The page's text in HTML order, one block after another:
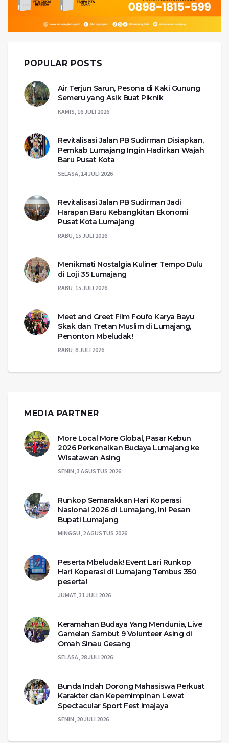
POPULAR POSTS
Air Terjun Sarun, Pesona di Kaki Gunung
Semeru yang Asik Buat Piknik
KAMIS, 16 JULI 2026
Revitalisasi Jalan PB Sudirman Disiapkan,
Pemkab Lumajang Ingin Hadirkan Wajah
Baru Pusat Kota
SELASA, 14 JULI 2026
Revitalisasi Jalan PB Sudirman Jadi
Harapan Baru Kebangkitan Ekonomi
Pusat Kota Lumajang
RABU, 15 JULI 2026
Menikmati Nostalgia Kuliner Tempo Dulu
di Loji 35 Lumajang
RABU, 15 JULI 2026
Meet and Greet Film Foufo Karya Bayu
Skak dan Tretan Muslim di Lumajang,
Penonton Mbeludak!
RABU, 8 JULI 2026
MEDIA PARTNER
More Local More Global, Pasar Kebun
2026 Perkenalkan Budaya Lumajang ke
Wisatawan Asing
SENIN, 3 AGUSTUS 2026
Runkop Semarakkan Hari Koperasi
Nasional 2026 di Lumajang, Ini Pesan
Bupati Lumajang
MINGGU, 2 AGUSTUS 2026
Peserta Mbeludak! Event Lari Runkop
Hari Koperasi di Lumajang Tembus 350
peserta!
JUMAT, 31 JULI 2026
Keramahan Budaya Yang Mendunia, Live
Gamelan Sambut 9 Volunteer Asing di
Omah Sinau Gesang
SELASA, 28 JULI 2026
Bunda Indah Dorong Mahasiswa Perkuat
Karakter dan Kepemimpinan Lewat
Spectacular Sport Fest Imajaya
SENIN, 20 JULI 2026